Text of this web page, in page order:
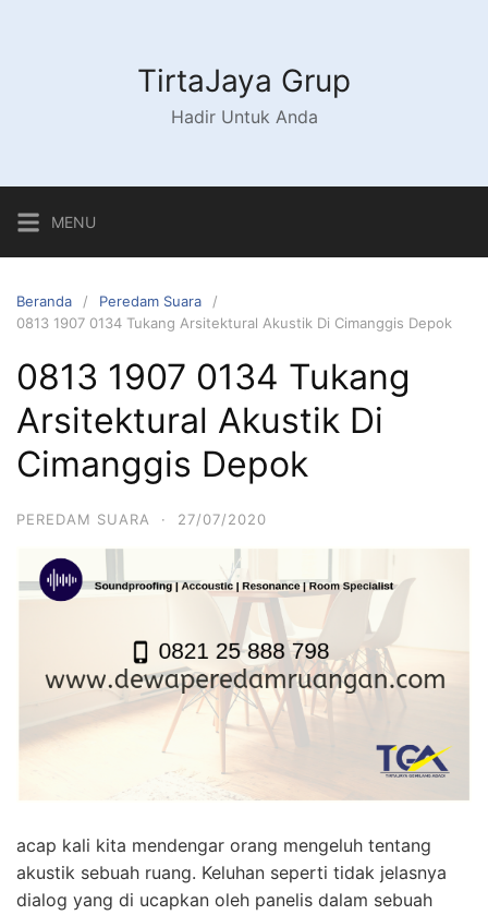
TirtaJaya Grup
Hadir Untuk Anda
MENU
Beranda
Peredam Suara
0813 1907 0134 Tukang Arsitektural Akustik Di Cimanggis Depok
0813 1907 0134 Tukang
Arsitektural Akustik Di
Cimanggis Depok
PEREDAM SUARA · 27/07/2020
acap kali kita mendengar orang mengeluh tentang
akustik sebuah ruang. Keluhan seperti tidak jelasnya
dialog yang di ucapkan oleh panelis dalam sebuah